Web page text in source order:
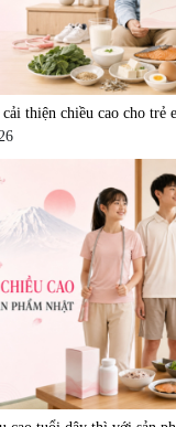
thiện chiều cao cho trẻ